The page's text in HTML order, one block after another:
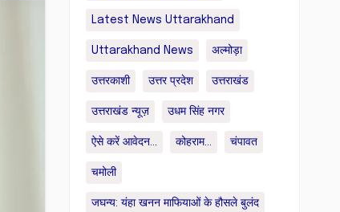
Latest News Uttarakhand
Uttarakhand News अल्मोड़ा
उत्तरकाशी उत्तर प्रदेश उत्तराखंड
उत्तराखंड न्यूज़ उधम सिंह नगर
ऐसे करें आवेदन... कोहराम... चंपावत
चमोली
जघन्य: यंहा खनन माफियाओं के हौसले बुलंद